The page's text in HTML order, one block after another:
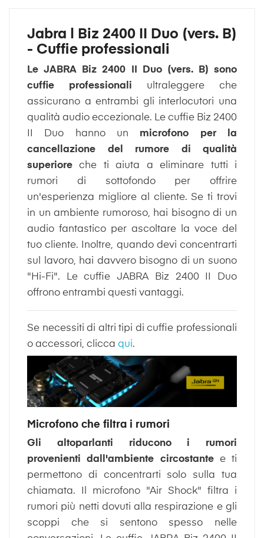
Jabra | Biz 2400 II Duo (vers. B)
- Cuffie professionali
Le JABRA Biz 2400 II Duo (vers. B) sono
cuffie professionali ultraleggere che
assicurano a entrambi gli interlocutori una
qualità audio eccezionale. Le cuffie Biz 2400
II Duo hanno un microfono per la
cancellazione del rumore di qualità
superiore che ti aiuta a eliminare tutti i
rumori di sottofondo per offrire
un'esperienza migliore al cliente. Se ti trovi
in un ambiente rumoroso, hai bisogno di un
audio fantastico per ascoltare la voce del
tuo cliente. Inoltre, quando devi concentrarti
sul lavoro, hai davvero bisogno di un suono
"Hi-Fi". Le cuffie JABRA Biz 2400 II Duo
offrono entrambi questi vantaggi.
Se necessiti di altri tipi di cuffie professionali
o accessori, clicca qui.
Microfono che filtra i rumori
Gli altoparlanti riducono i rumori
provenienti dall'ambiente circostantee ti
permettono di concentrarti solo sulla tua
chiamata. Il microfono "Air Shock" filtra i
rumori più netti dovuti alla respirazione e gli
scoppi che si sentono spesso nelle